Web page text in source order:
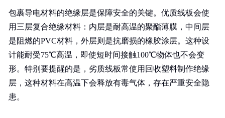
包裹导电材料的绝缘层是保障安全的关键。优质线板会使
用三层复合绝缘材料：内层是耐高温的聚酯薄膜，中间层
是阻燃的PVC材料，外层则是抗磨损的橡胶涂层。这种设
计能耐受75℃高温，即使短时间接触100℃物体也不会变
形。特别要提醒的是，劣质线板常使用回收塑料制作绝缘
层，这种材料在高温下会释放有毒气体，存在严重安全隐
患。